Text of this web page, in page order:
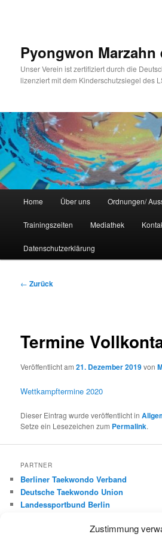
Zustimmung
Pyongwon Marzahn
Unser Verein ist zertifiziert durch die
lizenziert mit dem Kinderschutzsiegel des
Home Über uns Ordnungen/
Trainingszeiten Mediathek
Datenschutzerklärung
Beitragsnavigation
← Zurück
Termine
Veröffentlicht am21. Dezember 2019von
Wettkampftermine 2020
Dieser Eintrag wurde veröffentlicht in
Setze ein Lesezeichen zum Permalink.
PARTNER
Berliner Taekwondo Verband
Deutsche Taekwondo Union
Landessportbund Berlin